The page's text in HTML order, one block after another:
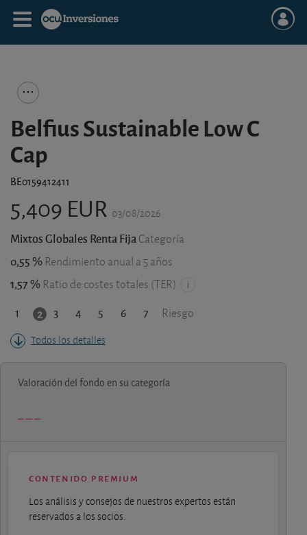
Belfius Sustainable Low C
Cap
BE0159412411
5,409 EUR 03/08/2026
Mixtos Globales Renta FijaCategoría
0,55 % Rendimiento anual a 5 años
1,57 % Ratio de costes totales (TER)
1 2 3 4 5 6 7 Riesgo
Todos los detalles
Valoración del fondo en su categoría
contenido premium
Los análisis y consejos de nuestros expertos están
reservados a los socios.